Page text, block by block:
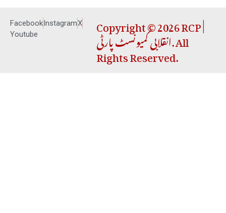
FacebookInstagramX
Youtube
Copyright © 2026 RCP |
انقلابی کمیونسٹ پارٹی. All
Rights Reserved.